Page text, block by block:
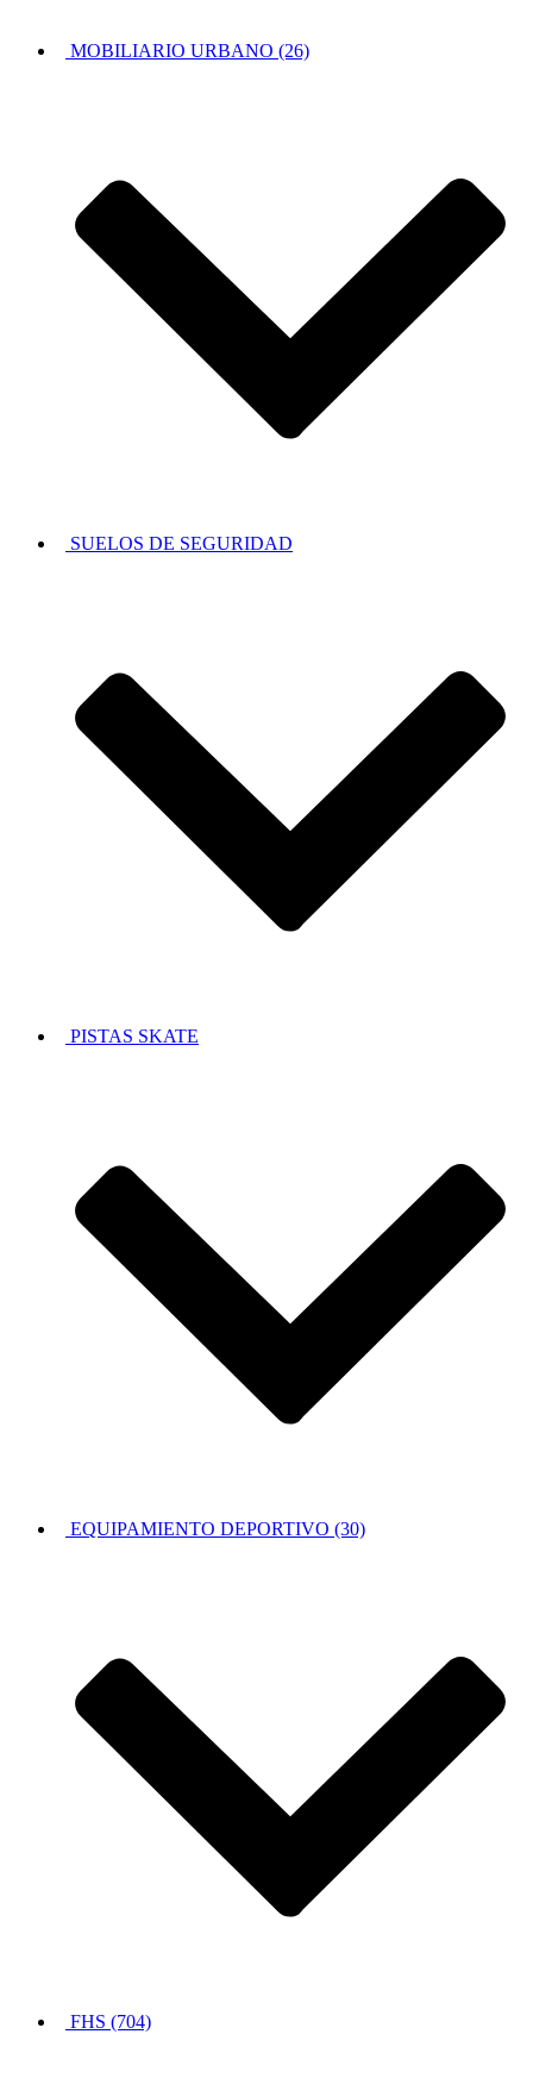
MOBILIARIO URBANO (26)
SUELOS DE SEGURIDAD
PISTAS SKATE
EQUIPAMIENTO DEPORTIVO (30)
FHS (704)